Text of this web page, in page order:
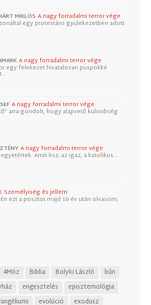
MIKLÓS A nagy forradalmi terror vége
egy protestáns gyülekezetben adott
A nagy forradalmi terror vége
egy felekezet hivatalosan püspökké
A nagy forradalmi terror vége
arra gondolt, hogy alapvető különbség
A nagy forradalmi terror vége
Amit írsz, az igaz, a katolikus…
Személyiség és jellem
ezt a posztot majd 10 év után olvasom,
4Móz Biblia Bolyki László
bűn
engesztelés
episztemológia
evolúció
exodusz